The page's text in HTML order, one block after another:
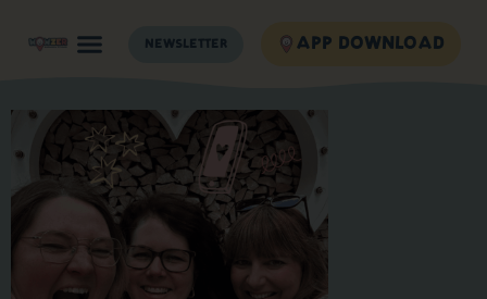
NEWSLETTER APP DOWNLOAD